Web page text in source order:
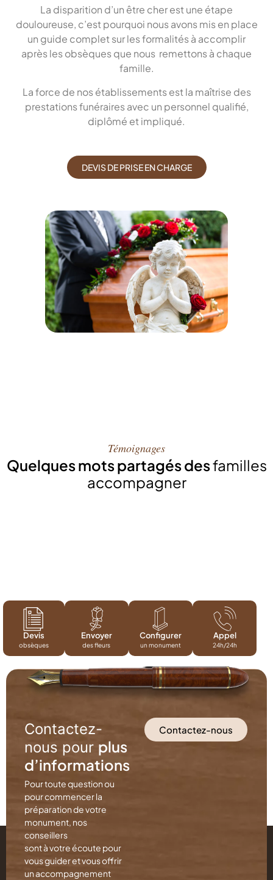
La disparition d’un être cher est une étape
douloureuse, c’est pourquoi nous avons mis en place
un guide complet sur les formalités à accomplir
après les obsèques que nous remettons à chaque
famille.
La force de nos établissements est la maîtrise des
prestations funéraires avec un personnel qualifié,
diplômé et impliqué.
DEVIS DE PRISE EN CHARGE
Témoignages
Quelques mots partagés desfamilles
accompagner
Devis
obsèques
Envoyer
des fleurs
Configurer
un monument
Appel
24h/24h
Contactez-
nous pour plus
d’informations
Pour toute question ou
pour commencer la
préparation de votre
monument, nos
conseillers
sont à votre écoute pour
vous guider et vous offrir
un accompagnement
Contactez-nous